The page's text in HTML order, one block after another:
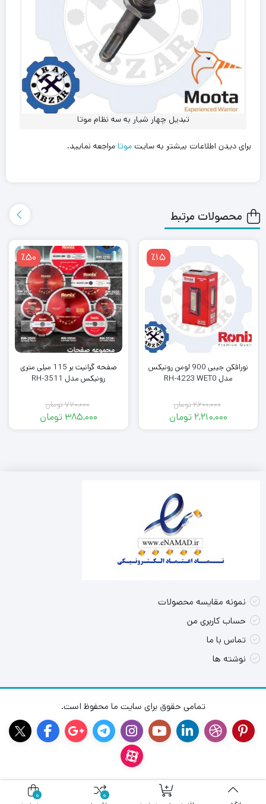
تبدیل چهار شیار به سه نظام موتا
برای دیدن اطلاعات بیشتر به سایت موتا مراجعه نمایید.
محصولات مرتبط
٪15
نورافکن جیبی 900 لومن رونیکس
مدل RH-4223 WET0
2,600,000تومان
2,210,000 تومان
٪50
صفحه گرانیت بر 115 میلی متری
رونیکس مدل RH-3511
770,000تومان
385,000 تومان
نمونه مقایسه محصولات
حساب کاربری من
تماس با ما
نوشته ها
تمامی حقوق برای سایت ما محفوظ است.
0
0